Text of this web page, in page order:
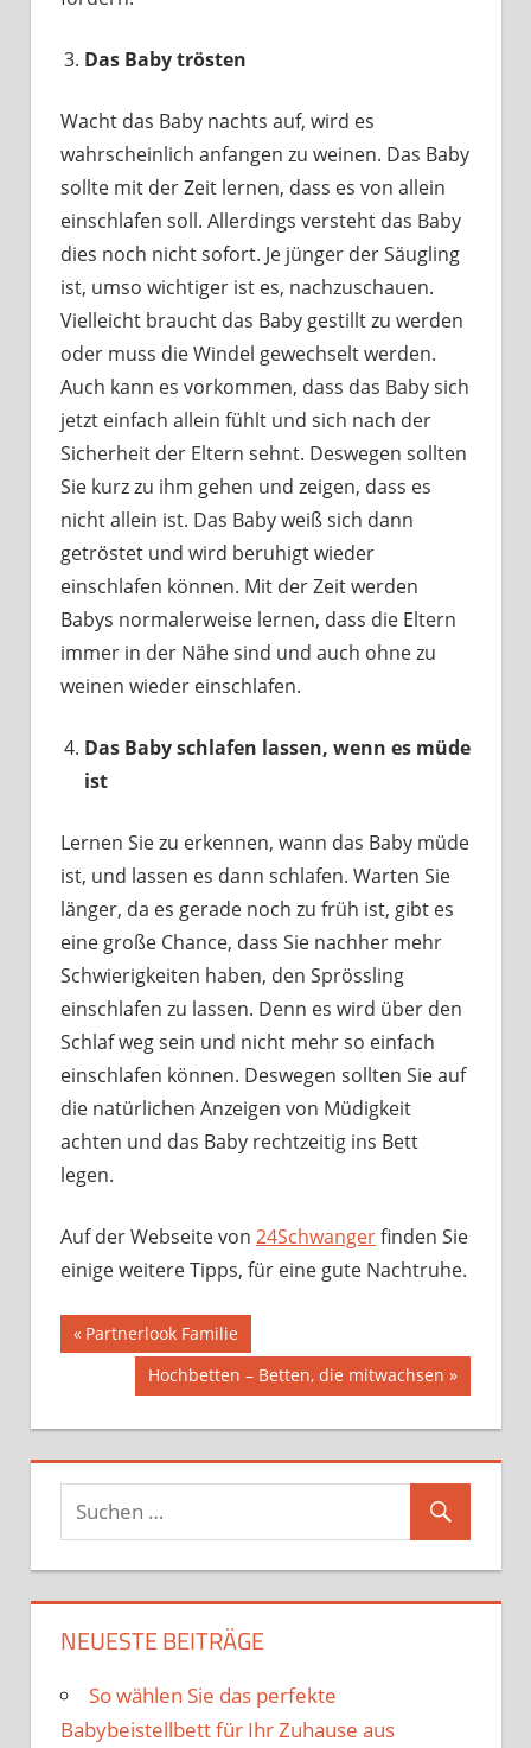
Das Baby trösten
Wacht das Baby nachts auf, wird es
wahrscheinlich anfangen zu weinen. Das Baby
sollte mit der Zeit lernen, dass es von allein
einschlafen soll. Allerdings versteht das Baby
dies noch nicht sofort. Je jünger der Säugling
ist, umso wichtiger ist es, nachzuschauen.
Vielleicht braucht das Baby gestillt zu werden
oder muss die Windel gewechselt werden.
Auch kann es vorkommen, dass das Baby sich
jetzt einfach allein fühlt und sich nach der
Sicherheit der Eltern sehnt. Deswegen sollten
Sie kurz zu ihm gehen und zeigen, dass es
nicht allein ist. Das Baby weiß sich dann
getröstet und wird beruhigt wieder
einschlafen können. Mit der Zeit werden
Babys normalerweise lernen, dass die Eltern
immer in der Nähe sind und auch ohne zu
weinen wieder einschlafen.
Das Baby schlafen lassen, wenn es müde
ist
Lernen Sie zu erkennen, wann das Baby müde
ist, und lassen es dann schlafen. Warten Sie
länger, da es gerade noch zu früh ist, gibt es
eine große Chance, dass Sie nachher mehr
Schwierigkeiten haben, den Sprössling
einschlafen zu lassen. Denn es wird über den
Schlaf weg sein und nicht mehr so einfach
einschlafen können. Deswegen sollten Sie auf
die natürlichen Anzeigen von Müdigkeit
achten und das Baby rechtzeitig ins Bett
legen.
Auf der Webseite von 24Schwangerfinden Sie
einige weitere Tipps, für eine gute Nachtruhe.
Beitragsnavigation
Vorheriger
Beitrag:
Partnerlook Familie
Nächster
Beitrag:
Hochbetten – Betten, die mitwachsen
NEUESTE BEITRÄGE
So wählen Sie das perfekte
Babybeistellbett für Ihr Zuhause aus